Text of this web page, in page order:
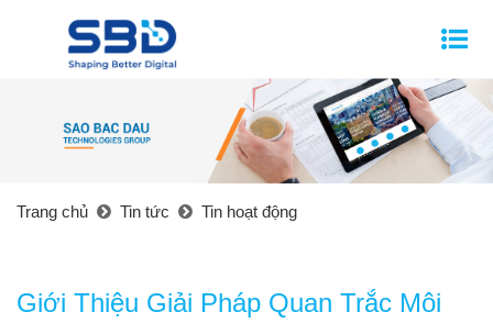
Trang chủ Tin tức Tin hoạt động
Giới Thiệu Giải Pháp Quan Trắc Môi